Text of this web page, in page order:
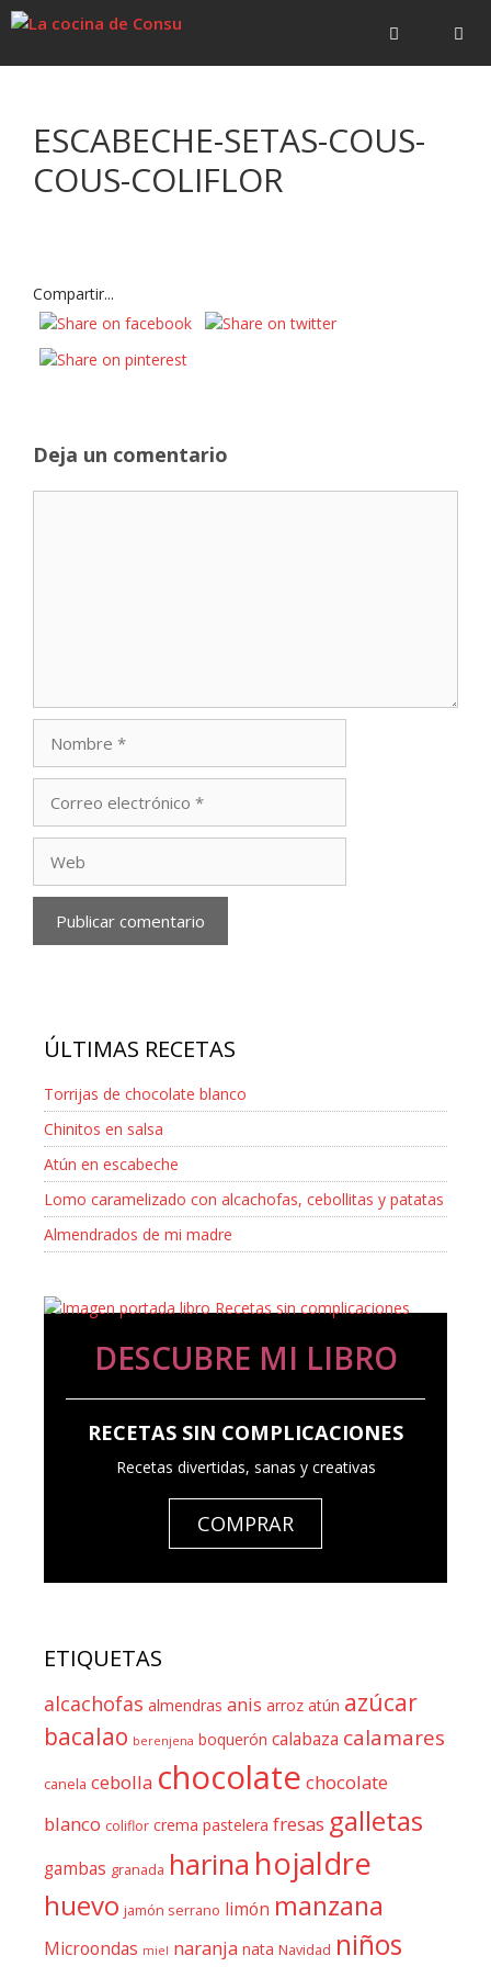
Saltar
Saltar
ESCABECHE-SETAS-COUS-
COUS-COLIFLOR
Compartir...
Deja un comentario
electrónico
ÚLTIMAS RECETAS
Torrijas de chocolate blanco
Chinitos en salsa
Atún en escabeche
Lomo caramelizado con alcachofas, cebollitas y patatas
Almendrados de mi madre
DESCUBRE MI LIBRO
RECETAS SIN COMPLICACIONES
Recetas divertidas, sanas y creativas
COMPRAR
ETIQUETAS
alcachofas almendras anis arroz atún azúcar
bacalao berenjena boquerón calabaza calamares
canela cebolla chocolate chocolate
blanco coliflor crema pastelera fresas galletas
gambas granada harina hojaldre
huevo jamón serrano limón manzana
Microondas miel naranja nata Navidad niños